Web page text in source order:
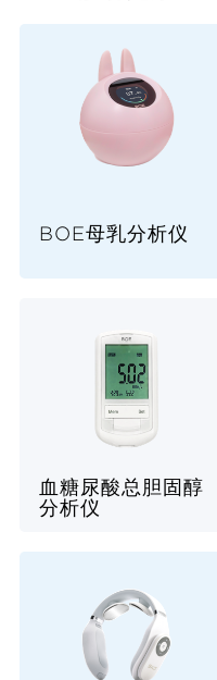
BOE母乳分析仪
血糖尿酸总胆固醇
分析仪